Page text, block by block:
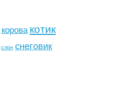
корова котик
слон снеговик